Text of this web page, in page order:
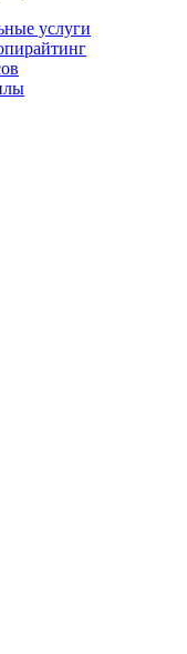
услуги